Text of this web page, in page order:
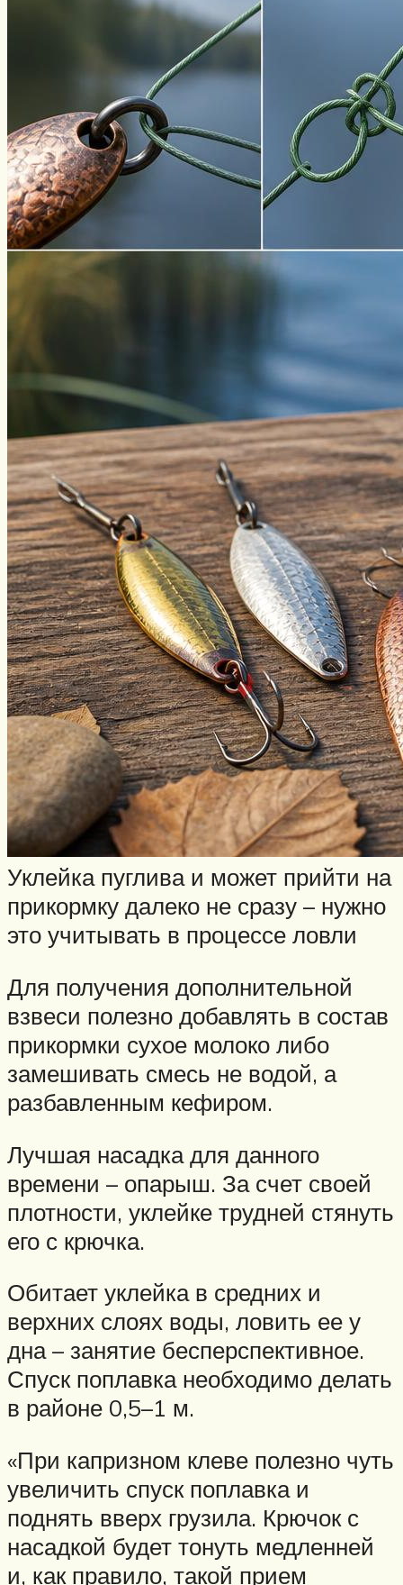
Уклейка пуглива и может прийти на
прикормку далеко не сразу – нужно
это учитывать в процессе ловли
Для получения дополнительной
взвеси полезно добавлять в состав
прикормки сухое молоко либо
замешивать смесь не водой, а
разбавленным кефиром.
Лучшая насадка для данного
времени – опарыш. За счет своей
плотности, уклейке трудней стянуть
его с крючка.
Обитает уклейка в средних и
верхних слоях воды, ловить ее у
дна – занятие бесперспективное.
Спуск поплавка необходимо делать
в районе 0,5–1 м.
«При капризном клеве полезно чуть
увеличить спуск поплавка и
поднять вверх грузила. Крючок с
насадкой будет тонуть медленней
и, как правило, такой прием